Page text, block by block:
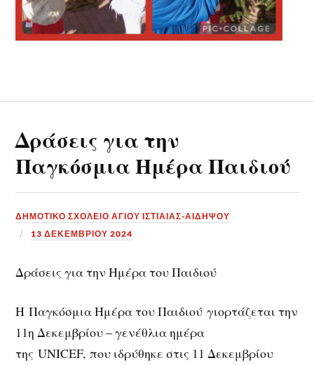
Δράσεις για την
Παγκόσμια Ημέρα Παιδιού
ΔΗΜΟΤΙΚΟ ΣΧΟΛΕΙΟ ΑΓΙΟΥ ΙΣΤΙΑΙΑΣ-ΑΙΔΗΨΟΥ
13 ΔΕΚΕΜΒΡΊΟΥ 2024
Δράσεις για την Ημέρα του Παιδιού
Η Παγκόσμια Ημέρα του Παιδιού γιορτάζεται την
11η Δεκεμβρίου – γενέθλια ημέρα
της UNICEF, που ιδρύθηκε στις 11 Δεκεμβρίου